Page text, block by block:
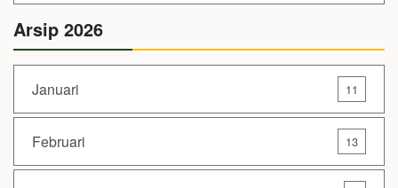
Arsip 2026
Januari 11
Februari 13